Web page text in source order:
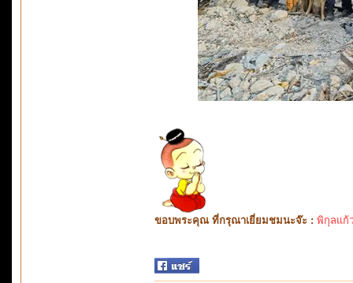
ขอบพระคุณ ที่กรุณาเยี่ยมชมนะจ๊ะ : พิกุลแก้